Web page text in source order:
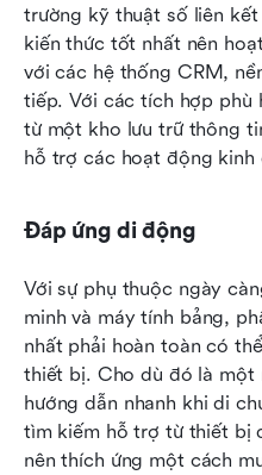
trường kỹ thuật số liên
kiến thức tốt nhất nên
với các hệ thống CRM,
tiếp. Với các tích hợp phù
từ một kho lưu trữ thông
hỗ trợ các hoạt động kinh
Đáp ứng di động
Với sự phụ thuộc ngày
minh và máy tính bảng,
nhất phải hoàn toàn có
thiết bị. Cho dù đó là một
hướng dẫn nhanh khi di
tìm kiếm hỗ trợ từ thiết bị
nên thích ứng một cách